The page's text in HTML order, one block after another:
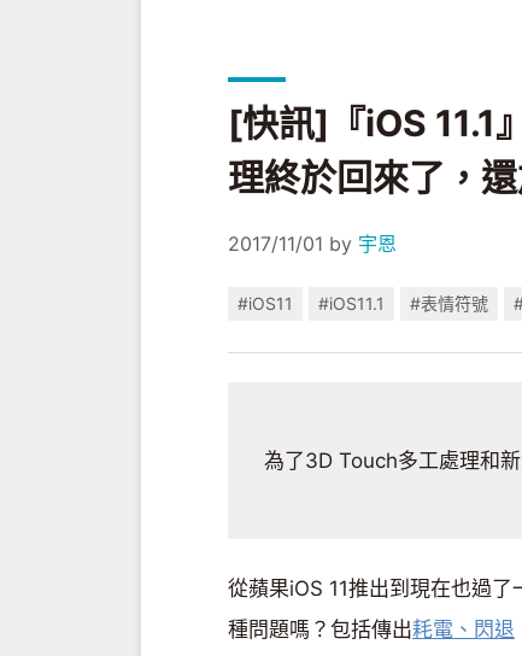
[快訊]『iOS 11.1
理終於回來了，
2017/11/01 by 宇恩
#iOS11 #iOS11.1 #表情符號
為了3D Touch多工處理和
從蘋果iOS 11推出到現在也過
種問題嗎？包括傳出耗電、閃退